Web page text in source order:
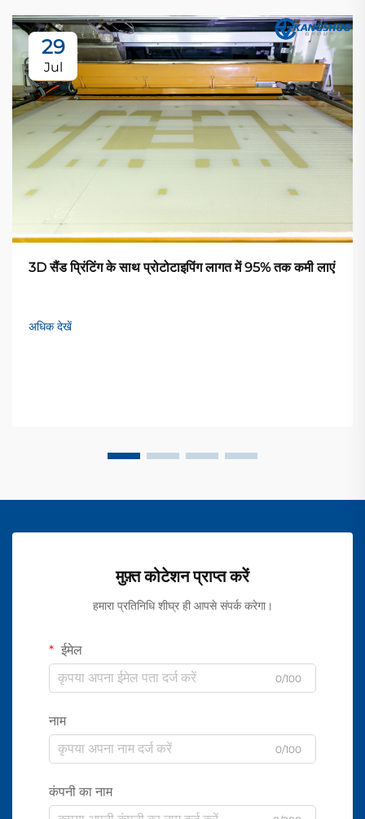
29
Jul
3D सैंड प्रिंटिंग के साथ प्रोटोटाइपिंग लागत में 95% तक कमी लाएं
अधिक देखें
मुफ़्त कोटेशन प्राप्त करें
हमारा प्रतिनिधि शीघ्र ही आपसे संपर्क करेगा।
ईमेल
0/100
नाम
0/100
कंपनी का नाम